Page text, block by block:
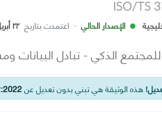
ISO/TS
الإصدار الحالي · اعتمدت بتاريخ ٢٢ أبريل ٢٠٢٥
للمجتمع الذكي - تبادل البيانات
هذه الوثيقة هي تبني بدون تعديل عن